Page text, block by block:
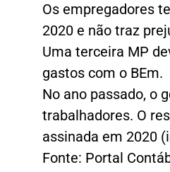
Os empregadores
2020 e não traz
Uma terceira MP
gastos com o BEm.
No ano passado, o
trabalhadores. O
assinada em 2020
Fonte: Portal